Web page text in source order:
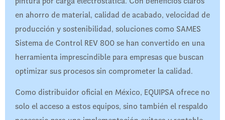
en ahorro de material, calidad de acabado, velocidad de
producción y sostenibilidad, soluciones como SAMES
Sistema de Control REV 800 se han convertido en una
herramienta imprescindible para empresas que buscan
optimizar sus procesos sin comprometer la calidad.
Como distribuidor oficial en México, EQUIPSA ofrece no
solo el acceso a estos equipos, sino también el respaldo